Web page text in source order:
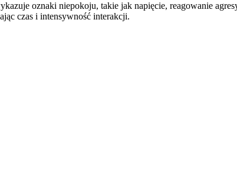
oznaki niepokoju, takie jak napięcie, reagowanie
czas i intensywność interakcji.